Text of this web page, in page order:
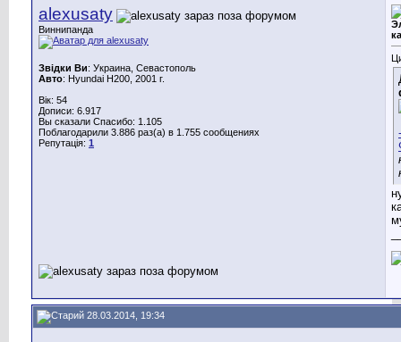
alexusaty
Виннипанда
Звідки Ви: Украина, Севастополь
Авто: Hyundai H200, 2001 г.
Вік: 54
Дописи: 6.917
Вы сказали Спасибо: 1.105
Поблагодарили 3.886 раз(а) в 1.755 сообщениях
Репутація: 1
28.03.2014, 19:34